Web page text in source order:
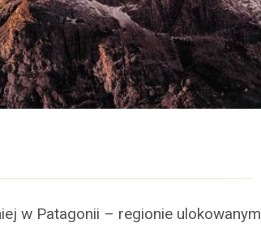
w Patagonii – regionie ulokowanym